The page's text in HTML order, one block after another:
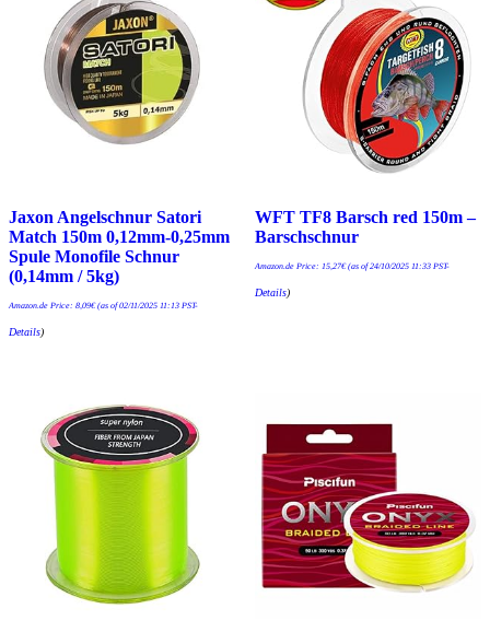
Jaxon Angelschnur Satori
Match 150m 0,12mm-0,25mm
Spule Monofile Schnur
(0,14mm / 5kg)
Amazon.de Price: 8,09€(as of 02/11/2025 11:13 PST-
Details)
WFT TF8 Barsch red 150m –
Barschschnur
Amazon.de Price: 15,27€(as of 24/10/2025 11:33 PST-
Details)